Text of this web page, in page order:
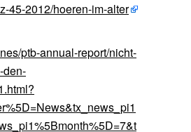
45-2012/hoeren-im-alter
ptb-annual-report/nicht-
den-